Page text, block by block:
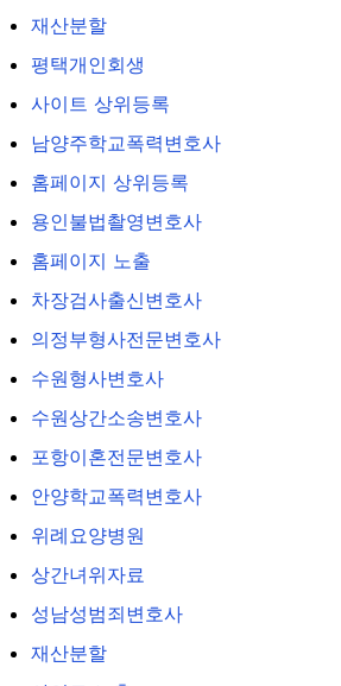
재산분할
평택개인회생
사이트 상위등록
남양주학교폭력변호사
홈페이지 상위등록
용인불법촬영변호사
홈페이지 노출
차장검사출신변호사
의정부형사전문변호사
수원형사변호사
수원상간소송변호사
포항이혼전문변호사
안양학교폭력변호사
위례요양병원
상간녀위자료
성남성범죄변호사
재산분할